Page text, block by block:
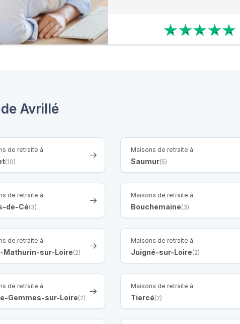
Avrillé
de retraite à
(10)
Maisons de retraite à
Saumur(5)
de retraite à
de-Cé(3)
Maisons de retraite à
Bouchemaine(3)
de retraite à
Mathurin-sur-Loire(2)
Maisons de retraite à
Juigné-sur-Loire(2)
de retraite à
Gemmes-sur-Loire(2)
Maisons de retraite à
Tiercé(2)